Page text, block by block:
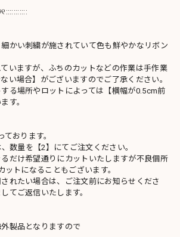
かい刺繍が施されていて色も鮮やかなリボン
いますが、ふちのカットなどの作業は手作業
い場合】がございますのでご了承ください。
る場所やロットによっては【横幅が0.5cm前
す。
おります。
数量を【2】にてご注文ください。
だけ希望通りにカットいたしますが不良個所
トになることもございます。
れたい場合は、ご注文前にお知らせくださ
てご返信いたします。
製品となりますので